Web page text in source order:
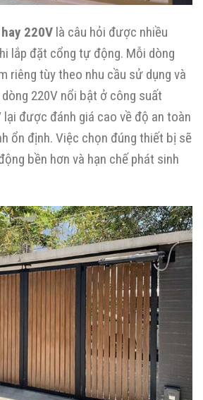
220V là câu hỏi được nhiều
lắp đặt cổng tự động. Mỗi dòng
riêng tùy theo nhu cầu sử dụng và
220V nổi bật ở công suất
được đánh giá cao về độ an toàn
ổn định. Việc chọn đúng thiết bị sẽ
bền hơn và hạn chế phát sinh